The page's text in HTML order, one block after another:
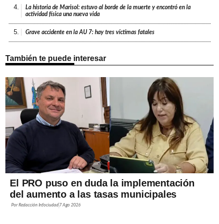
4.
La historia de Marisol: estuvo al borde de la muerte y encontró en la
actividad física una nueva vida
5. Grave accidente en la AU 7: hay tres víctimas fatales
También te puede interesar
El PRO puso en duda la implementación
del aumento a las tasas municipales
PorRedacción Infociudad 7 Ago 2026